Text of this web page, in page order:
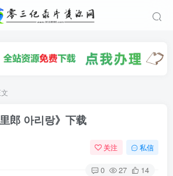
郎 아리랑》下载
关注 私信
0 27 14